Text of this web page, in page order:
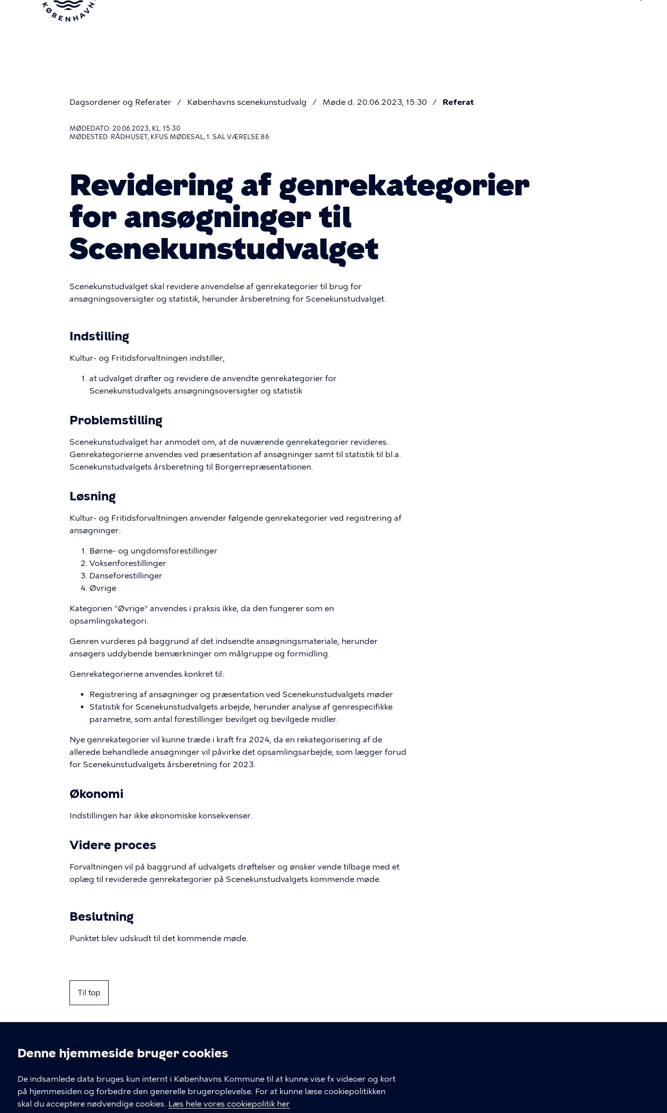
Cookieindstillinger
Denne hjemmeside bruger cookies
De indsamlede data bruges kun internt i Københavns Kommune til at kunne vise fx videoer og kort
på hjemmesiden og forbedre den generelle brugeroplevelse. For at kunne læse cookiepolitikken
skal du acceptere nødvendige cookies. Læs hele vores cookiepolitik her
Dagsordener og Referater Københavns scenekunstudvalg Møde d. 20.06.2023, 15:30 Referat
MØDEDATO: 20.06.2023, KL. 15:30
MØDESTED: RÅDHUSET, KFUS MØDESAL, 1. SAL VÆRELSE 86
Revidering af genrekategorier
for ansøgninger til
Scenekunstudvalget
Scenekunstudvalget skal revidere anvendelse af genrekategorier til brug for
ansøgningsoversigter og statistik, herunder årsberetning for Scenekunstudvalget.
Indstilling
Kultur- og Fritidsforvaltningen indstiller,
at udvalget drøfter og revidere de anvendte genrekategorier for
Scenekunstudvalgets ansøgningsoversigter og statistik
Problemstilling
Scenekunstudvalget har anmodet om, at de nuværende genrekategorier revideres.
Genrekategorierne anvendes ved præsentation af ansøgninger samt til statistik til bl.a.
Scenekunstudvalgets årsberetning til Borgerrepræsentationen.
Løsning
Kultur- og Fritidsforvaltningen anvender følgende genrekategorier ved registrering af
ansøgninger:
Børne- og ungdomsforestillinger
Voksenforestillinger
Danseforestillinger
Øvrige
Kategorien "Øvrige" anvendes i praksis ikke, da den fungerer som en
opsamlingskategori.
Genren vurderes på baggrund af det indsendte ansøgningsmateriale, herunder
ansøgers uddybende bemærkninger om målgruppe og formidling.
Genrekategorierne anvendes konkret til:
Registrering af ansøgninger og præsentation ved Scenekunstudvalgets møder
Statistik for Scenekunstudvalgets arbejde, herunder analyse af genrespecifikke
parametre, som antal forestillinger bevilget og bevilgede midler.
Nye genrekategorier vil kunne træde i kraft fra 2024, da en rekategorisering af de
allerede behandlede ansøgninger vil påvirke det opsamlingsarbejde, som lægger forud
for Scenekunstudvalgets årsberetning for 2023.
Økonomi
Indstillingen har ikke økonomiske konsekvenser.
Videre proces
Forvaltningen vil på baggrund af udvalgets drøftelser og ønsker vende tilbage med et
oplæg til reviderede genrekategorier på Scenekunstudvalgets kommende møde.
Beslutning
Punktet blev udskudt til det kommende møde.
Til top
Kontakt Københavns Kommune GENVEJE